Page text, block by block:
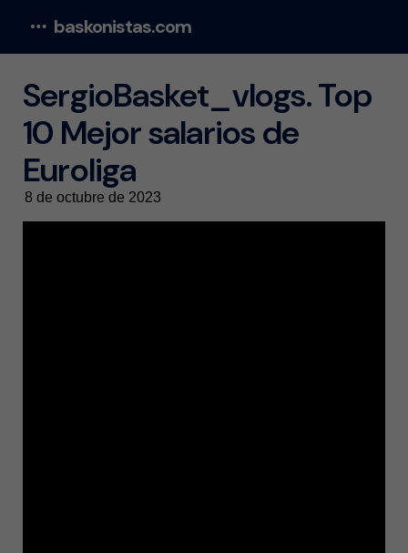
baskonistas.com
SergioBasket_vlogs. Top
10 Mejor salarios de
Euroliga
8 de octubre de 2023